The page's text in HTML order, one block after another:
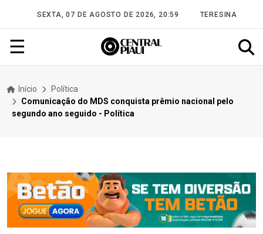
SEXTA, 07 DE AGOSTO DE 2026, 20:59 TERESINA
☰
Início
Política
Comunicação do MDS conquista prêmio nacional pelo
segundo ano seguido - Política